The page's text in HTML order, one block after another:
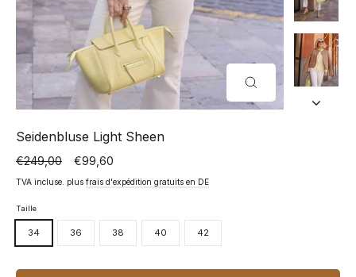
(ESC)
Seidenbluse Light Sheen
Prix
normal
€249,00
Prix
spécial
€99,60
TVA incluse. plus frais d'expédition gratuits en DE
Taille
34 36 38 40 42